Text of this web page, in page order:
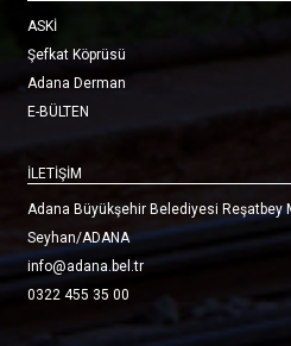
ASKİ
Şefkat Köprüsü
Adana Derman
E-BÜLTEN
İLETİŞİM
Adana Büyükşehir Belediyesi Reşatbey
Seyhan/ADANA
info@adana.bel.tr
0322 455 35 00